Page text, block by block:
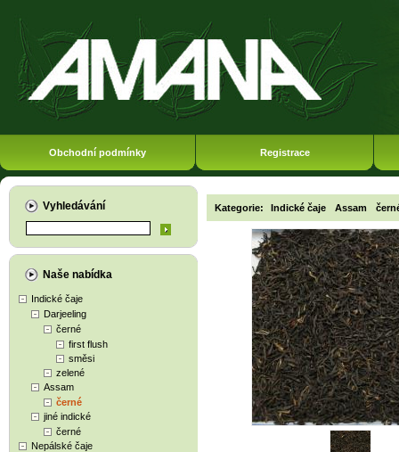
Obchodní podmínky Registrace
Vyhledávání
Naše nabídka
Indické čaje
Darjeeling
černé
first flush
směsi
zelené
Assam
černé
jiné indické
černé
Nepálské čaje
Kategorie: Indické čaje Assam